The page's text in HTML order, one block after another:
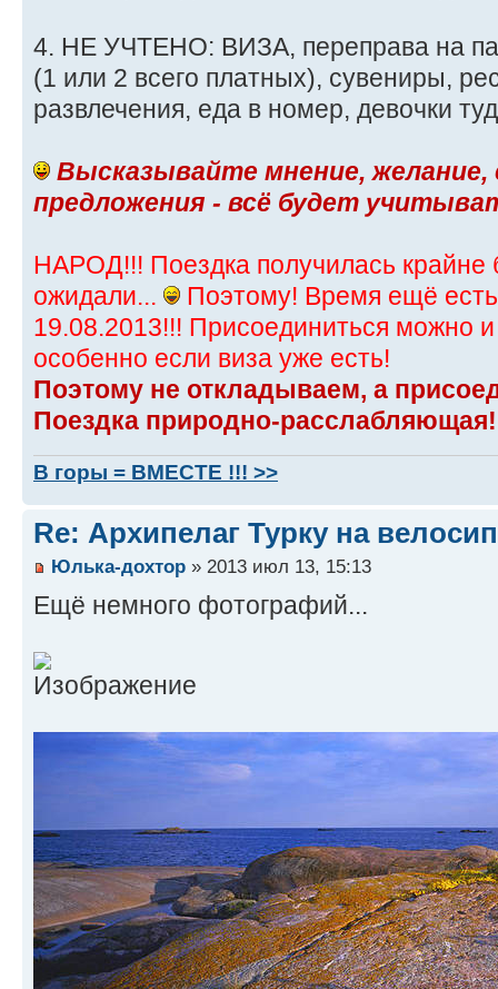
4. НЕ УЧТЕНО: ВИЗА, переправа на
(1 или 2 всего платных), сувениры,
развлечения, еда в номер, девочки
Высказывайте мнение, желание,
предложения - всё будет
НАРОД!!! Поездка получилась
ожидали...
Поэтому! Время ещё
19.08.2013!!! Присоединиться можно
особенно если виза уже есть!
Поэтому не откладываем, а
Поездка природно-расслабляющая!
В горы = ВМЕСТЕ !!! >>
Re: Архипелаг Турку на
Юлька-дохтор » 2013 июл 13, 15:13
Ещё немного фотографий...